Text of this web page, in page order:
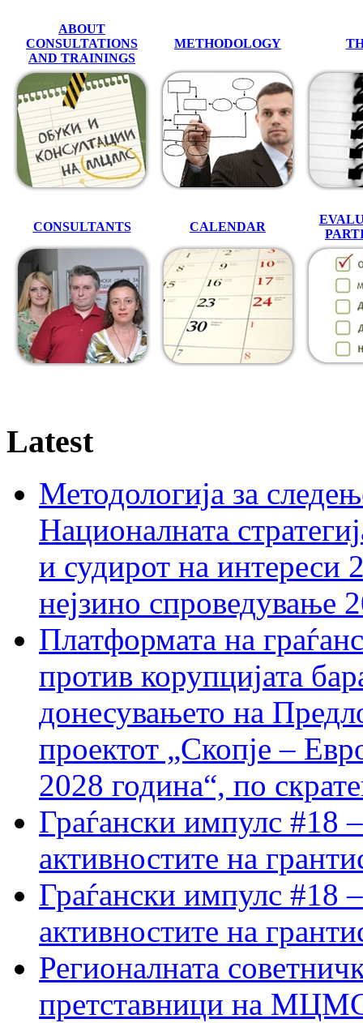
ABOUT
CONSULTATIONS
AND TRAININGS
METHODOLOGY
CONSULTANTS CALENDAR
Latest
Методологија за
Националната
и судирот на интереси
нејзино спроведување
Платформата на
против корупцијата
донесувањето на
проектот „Скопје –
2028 година“, по
Граѓански импулс #18
активностите на
Граѓански импулс #18
активностите на
Регионалната
претставници на МЦМС